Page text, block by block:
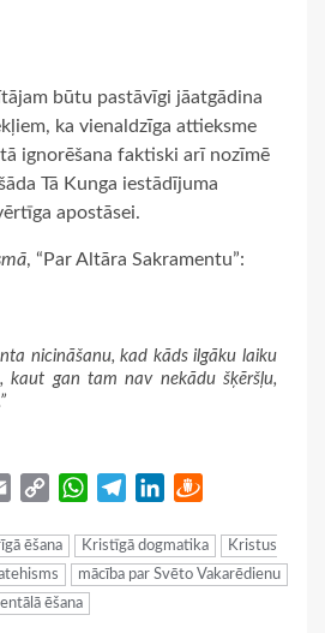
būtu pastāvīgi jāatgādina
ka vienaldzīga attieksme
ignorēšana faktiski arī nozīmē
Tā Kunga iestādījuma
apostāsei.
, “Par Altāra Sakramentu”:
nicināšanu, kad kāds ilgāku laiku
kaut gan tam nav nekādu šķēršļu,
Email
Copy
WhatsApp
TelegramLinkedIn
ēšana Kristīgā dogmatika
Kristus
mācība par Svēto Vakarēdienu
ēšana